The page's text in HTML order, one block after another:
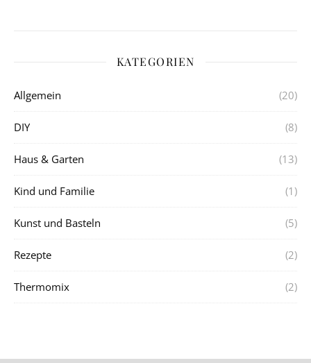
KATEGORIEN
Allgemein (20)
DIY (8)
Haus & Garten (13)
Kind und Familie (1)
Kunst und Basteln (5)
Rezepte (2)
Thermomix (2)